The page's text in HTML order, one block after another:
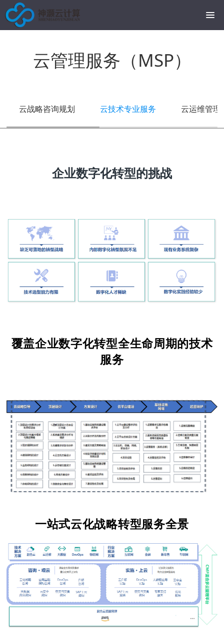
云管理服务（MSP）
云战略咨询规划 云技术专业服务 云运维管理
企业数字化转型的挑战
覆盖企业数字化转型全生命周期的技术
服务
一站式云化战略转型服务全景